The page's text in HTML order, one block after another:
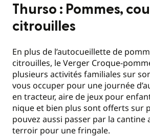
Thurso : Pommes,
citrouilles
En plus de l’autocueillette de
citrouilles, le Verger Croque-
plusieurs activités familiales sur
vous occuper pour une journée
en tracteur, aire de jeux pour
nique et bien plus sont offerts sur
pouvez aussi passer par la cantine
terroir pour une fringale.